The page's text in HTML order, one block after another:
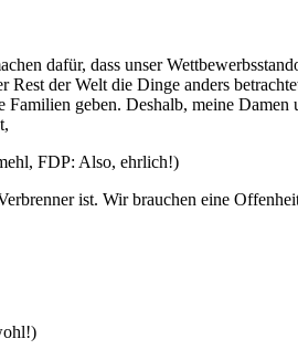
dafür, dass unser
Rest der Welt die Dinge anders
geben. Deshalb, meine
FDP: Also, ehrlich!)
ist. Wir brauchen eine